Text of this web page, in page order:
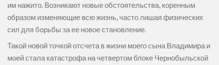
им нажито. Возникают новые обстоятельства, коренным
образом изменяющие всю жизнь, часто лишая физических
сил для борьбы за ее новое становление.
Такой новой точкой отсчета в жизни моего сына Владимира и
моей стала катастрофа на четвертом блоке Чернобыльской